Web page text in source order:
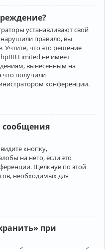
устанавливают свой
нарушили правило, вы
Учтите, что это решение
Limited не имеет
вынесенным на
что получили
конференции.
сообщения
кнопку,
на него, если это
Щёлкнув по этой
необходимых для
при